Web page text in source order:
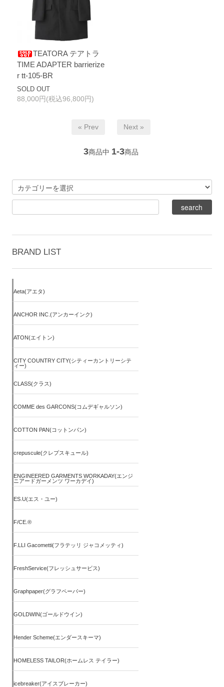
TEATORA テアトラ
TIME ADAPTER barrierize
r tt-105-BR
SOLD OUT
88,000円(税込96,800円)
« Prev Next »
3商品中 1-3商品
BRAND LIST
Aeta(アエタ)
ANCHOR INC.(アンカーインク)
ATON(エイトン)
CITY COUNTRY CITY(シティーカントリーシテ
ィー)
CLASS(クラス)
COMME des GARCONS(コムデギャルソン)
COTTON PAN(コットンパン)
crepuscule(クレプスキュール)
ENGINEERED GARMENTS WORKADAY(エンジ
ニアードガーメンツ ワーカデイ)
ES.U(エス・ユー)
F/CE.®
F.LLI Gacometti(フラテッリ ジャコメッティ)
FreshService(フレッシュサービス)
Graphpaper(グラフペーパー)
GOLDWIN(ゴールドウイン)
Hender Scheme(エンダースキーマ)
HOMELESS TAILOR(ホームレス テイラー)
icebreaker(アイスブレーカー)